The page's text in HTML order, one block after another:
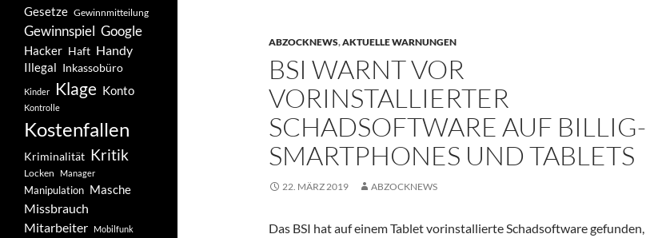
ABZOCKNEWS,AKTUELLE WARNUNGEN
BSI WARNT VOR
VORINSTALLIERTER
SCHADSOFTWARE AUF BILLIG-
SMARTPHONES UND TABLETS
22. MÄRZ 2019 ABZOCKNEWS
Das BSI hat auf einem Tablet vorinstallierte Schadsoftware gefunden,
Gesetze Gewinnmitteilung
Gewinnspiel Google
Hacker Haft Handy
Illegal Inkassobüro
Kinder Klage Konto
Kontrolle
Kostenfallen
Kriminalität Kritik
Locken Manager
Manipulation Masche
Missbrauch
Mitarbeiter
Mobilfunk